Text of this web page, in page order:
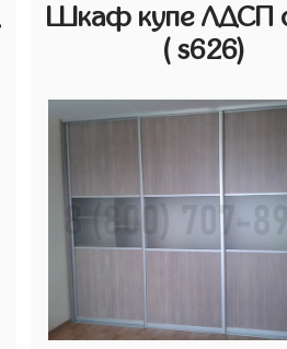
Шкаф купе ЛДСП
( s626)